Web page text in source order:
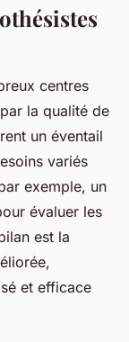
centres
la qualité de
un éventail
variés
exemple, un
évaluer les
est la
et efficace